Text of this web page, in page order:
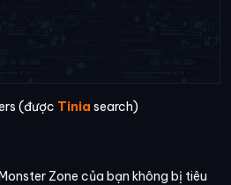
(được Tinia search)
Zone của bạn không bị tiêu